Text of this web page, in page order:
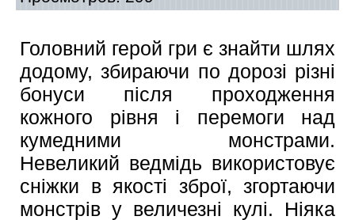
Головний герой гри є знайти шлях
додому, збираючи по дорозі різні
бонуси після проходження
кожного рівня і перемоги над
кумедними монстрами.
Невеликий ведмідь використовує
сніжки в якості зброї, згортаючи
монстрів у величезні кулі. Ніяка